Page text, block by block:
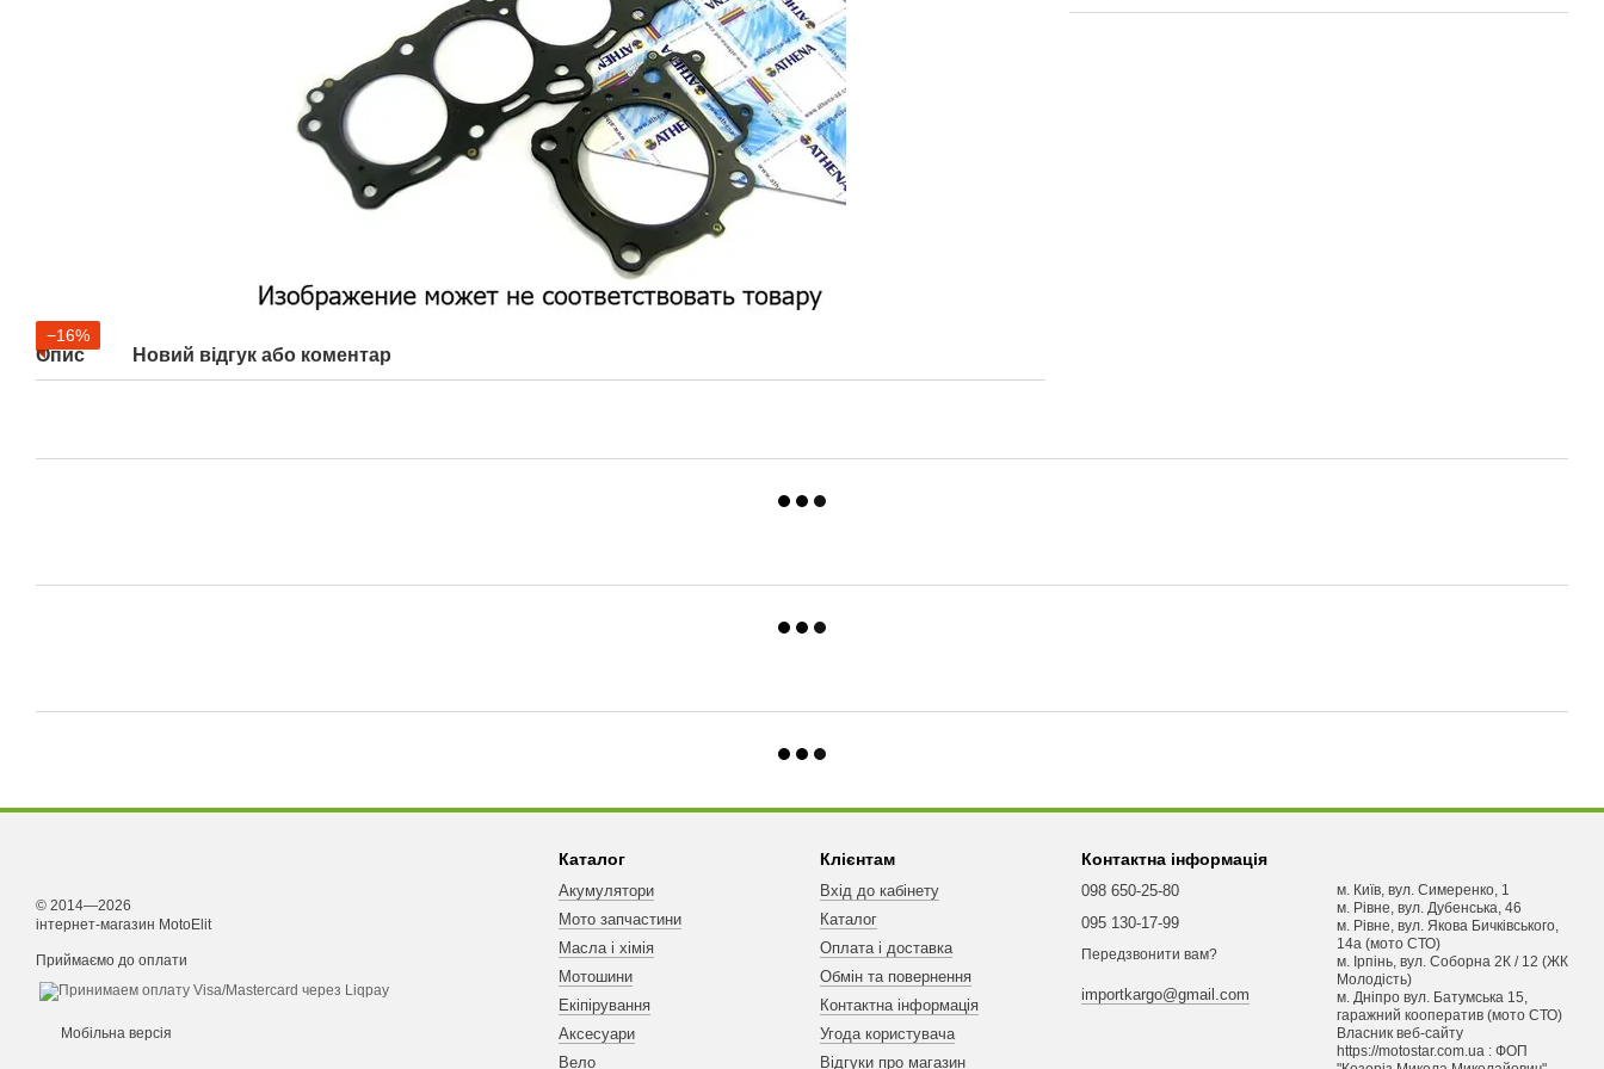
−16%
Опис Новий відгук або коментар
© 2014—2026
інтернет-магазин MotoElit
Приймаємо до оплати
Мобільна версія
Каталог
Акумулятори
Мото запчастини
Масла і хімія
Мотошини
Екіпірування
Аксесуари
Вело
Клієнтам
Вхід до кабінету
Каталог
Оплата і доставка
Обмін та повернення
Контактна інформація
Угода користувача
Відгуки про магазин
Контактна інформація
098 650-25-80
095 130-17-99
Передзвонити вам?
importkargo@gmail.com
м. Київ, вул. Симеренко, 1
м. Рівне, вул. Дубенська, 46
м. Рівне, вул. Якова Бичківського,
14а (мото СТО)
м. Ірпінь, вул. Соборна 2К / 12 (ЖК
Молодість)
м. Днiпро вул. Батумська 15,
гаражний кооператив (мото СТО)
Власник веб-сайту
https://motostar.com.ua : ФОП